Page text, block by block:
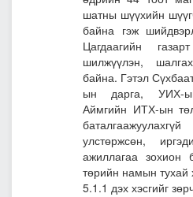
шатны шүүхийн
байна гэж
Цагдаагийн
шилжүүлэн,
байна. Гэтэл
ын дарга, УИХ-
Аймгийн ИТХ-ын
улстөржсөн,
ажиллагаа зохион
төрийн намын тухай
5.1.1 дэх хэсгийг